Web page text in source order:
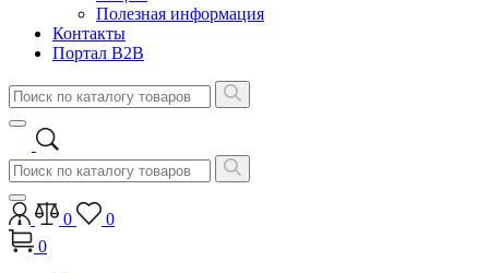
Полезная информация
Контакты
Портал B2B
0
0
0